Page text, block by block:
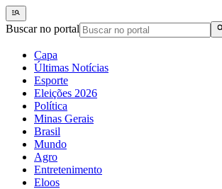
Buscar no portal
Capa
Últimas Notícias
Esporte
Eleições 2026
Política
Minas Gerais
Brasil
Mundo
Agro
Entretenimento
Eloos